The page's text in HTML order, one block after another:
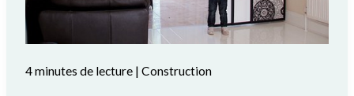
4 minutes de lecture| Construction